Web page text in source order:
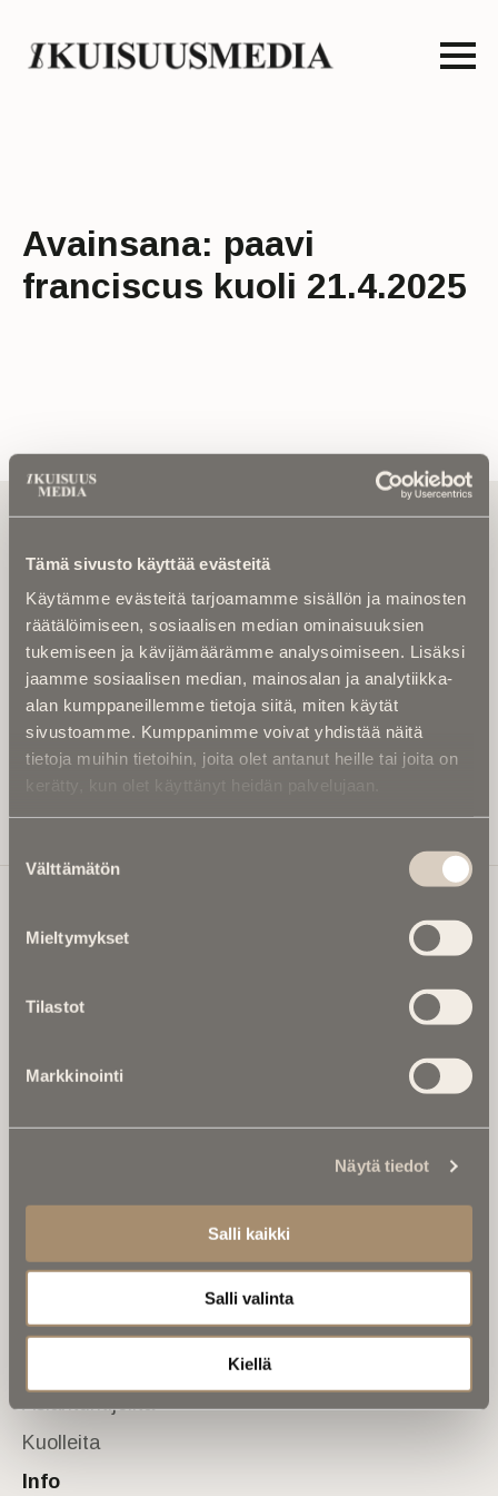
Tämä sivusto käyttää evästeitä
Käytämme evästeitä tarjoamamme sisällön ja mainosten
räätälöimiseen, sosiaalisen median ominaisuuksien
tukemiseen ja kävijämäärämme analysoimiseen. Lisäksi
jaamme sosiaalisen median, mainosalan ja analytiikka-
alan kumppaneillemme tietoja siitä, miten käytät
sivustoamme. Kumppanimme voivat yhdistää näitä
tietoja muihin tietoihin, joita olet antanut heille tai joita on
kerätty, kun olet käyttänyt heidän palvelujaan.
valinta
Välttämätön
Mieltymykset
Tilastot
Markkinointi
Näytä tiedot
Salli kaikki
Salli valinta
Kiellä
Avainsana: paavi
franciscus kuoli 21.4.2025
Tilaa uutiskirje - Pääset heti parhaiden
Kirjoita alle sähköpostiosoitteesi niin saat kaksi kertaa
kuukaudessa Ikuisuusmedian uutiskirjeen ja varmistat,
etteivät kiinnostavat artikkelit jää huomaamatta.
Uutiskirje on maksuton eikä se velvoita mihinkään.
Kirjoita tähän sähköpostiosoite, johon haluat uutiskirjeen
Ikuisuusmedia
Ikuisuusmedia on kuolinuutisointiin keskittynyt uusi ja
valtakunnallinen mediabrändi. Julkaisemme uusimmat
Tietoa meistä
Etusivu
Kalenterista
Asiantuntijoilta
Kuolleita
Info